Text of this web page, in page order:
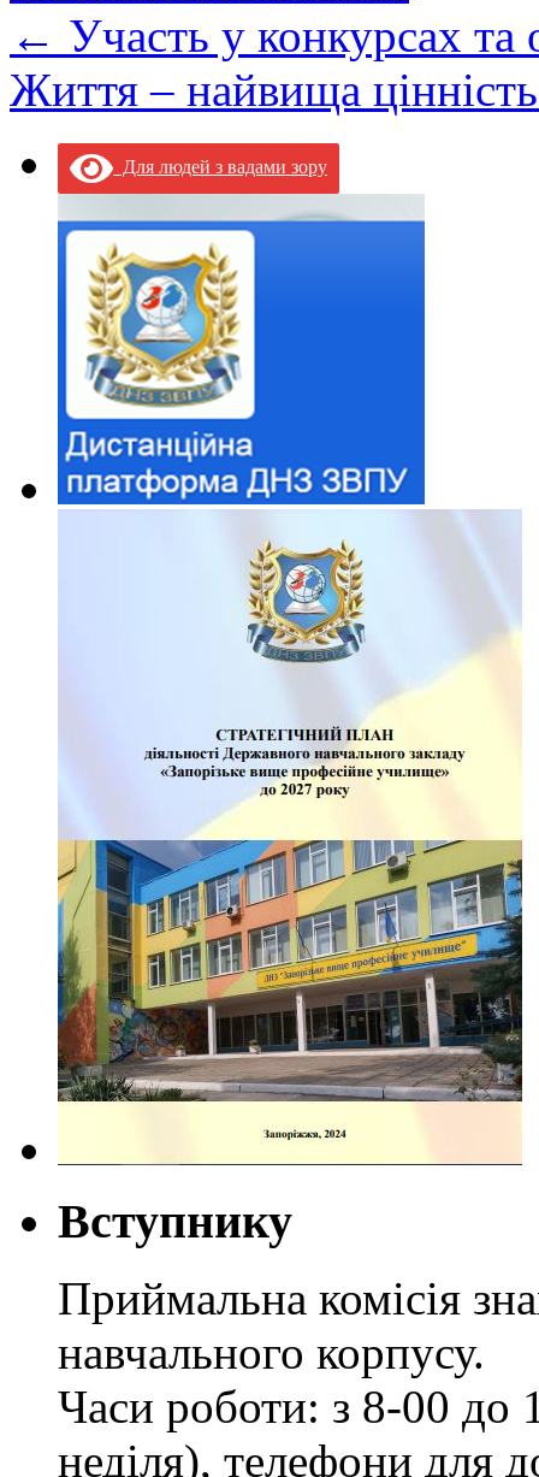
← Участь у конкурсах та
Життя – найвища
Для людей з вадами зору
Вступнику
Приймальна комісія
навчального корпусу.
Часи роботи: з 8-00 до
неділя), телефони для